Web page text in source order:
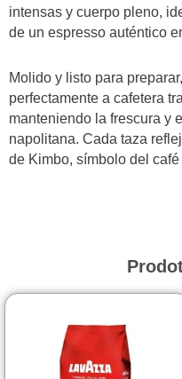
intensas y cuerpo pleno,
de un espresso auténtico
Molido y listo para
perfectamente a cafetera
manteniendo la frescura y
napolitana. Cada taza
de Kimbo, símbolo del